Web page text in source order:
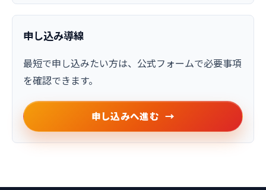
申し込み導線
最短で申し込みたい方は、公式フォームで必要事項
を確認できます。
申し込みへ進む